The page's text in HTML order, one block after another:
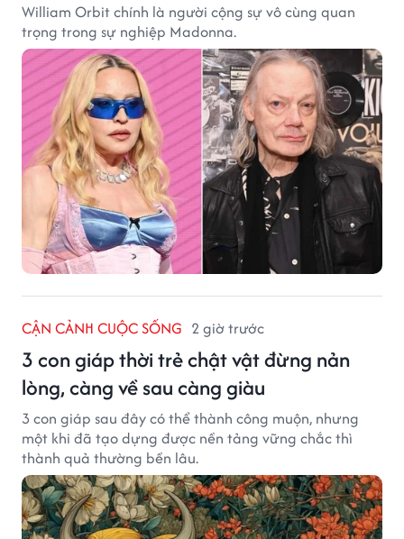
William Orbit chính là người cộng sự vô cùng quan
trọng trong sự nghiệp Madonna.
CẬN CẢNH CUỘC SỐNG 2 giờ trước
3 con giáp thời trẻ chật vật đừng nản
lòng, càng về sau càng giàu
3 con giáp sau đây có thể thành công muộn, nhưng
một khi đã tạo dựng được nền tảng vững chắc thì
thành quả thường bền lâu.